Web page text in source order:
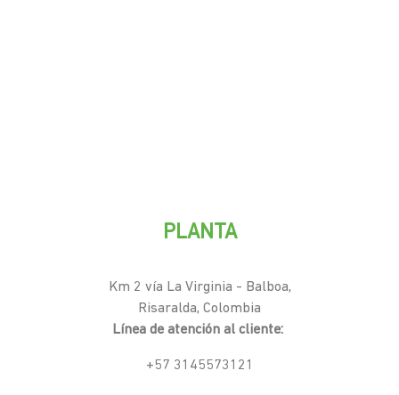
PLANTA
Km 2 vía La Virginia - Balboa,
Risaralda, Colombia
Línea de atención al cliente:
+57 3145573121